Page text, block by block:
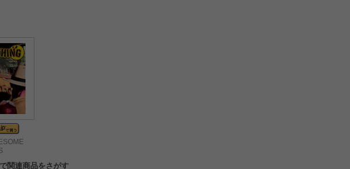
関連商品をさがす